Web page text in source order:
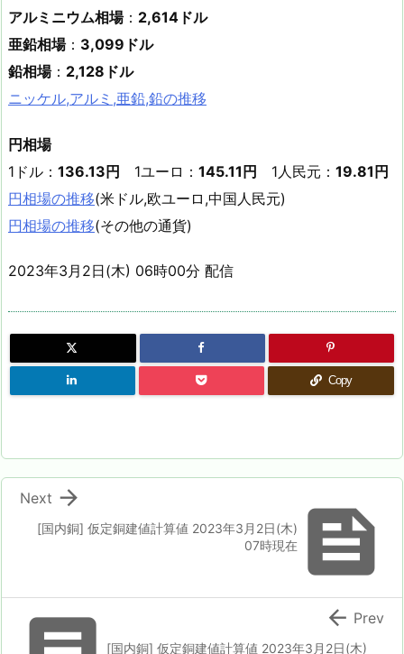
アルミニウム相場： 2,614ドル
亜鉛相場： 3,099ドル
鉛相場： 2,128ドル
ニッケル,アルミ,亜鉛,鉛の推移
円相場
1ドル： 136.13円 1ユーロ： 145.11円 1人民元： 19.81円
円相場の推移(米ドル,欧ユーロ,中国人民元)
円相場の推移(その他の通貨)
2023年3月2日(木) 06時00分 配信
Copy

[国内銅] 仮定銅建値計算値 2023年3月2日(木)
07時現在

Next
[国内銅] 仮定銅建値計算値 2023年3月2日(木)
 Prev